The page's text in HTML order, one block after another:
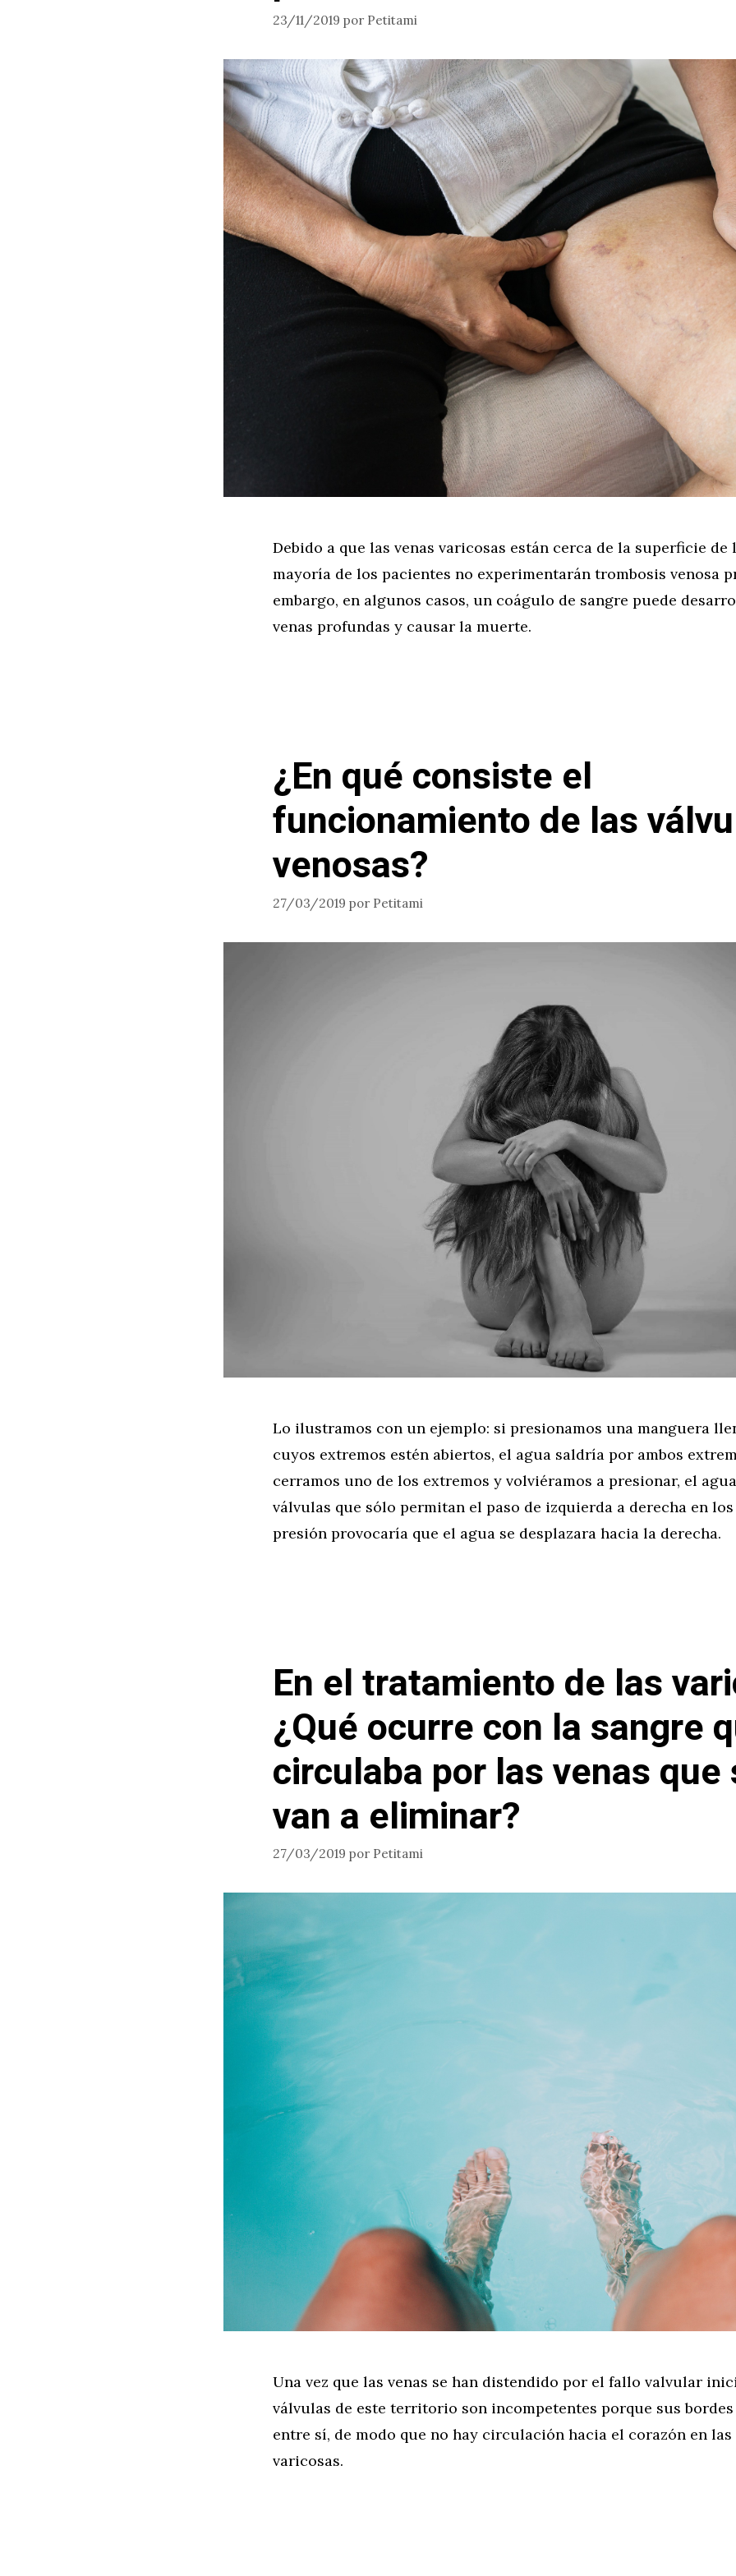
23/11/2019 por Petitami
Debido a que las venas varicosas están cerca de la superficie de
mayoría de los pacientes no experimentarán trombosis venosa
embargo, en algunos casos, un coágulo de sangre puede
venas profundas y causar la muerte.
¿En qué consiste el
funcionamiento de las
venosas?
27/03/2019 por Petitami
Lo ilustramos con un ejemplo: si presionamos una manguera
cuyos extremos estén abiertos, el agua saldría por ambos
cerramos uno de los extremos y volviéramos a presionar, el
válvulas que sólo permitan el paso de izquierda a derecha en
presión provocaría que el agua se desplazara hacia la derecha.
En el tratamiento de las
¿Qué ocurre con la sangre
circulaba por las venas que
van a eliminar?
27/03/2019 por Petitami
Una vez que las venas se han distendido por el fallo valvular
válvulas de este territorio son incompetentes porque sus
entre sí, de modo que no hay circulación hacia el corazón en las
varicosas.